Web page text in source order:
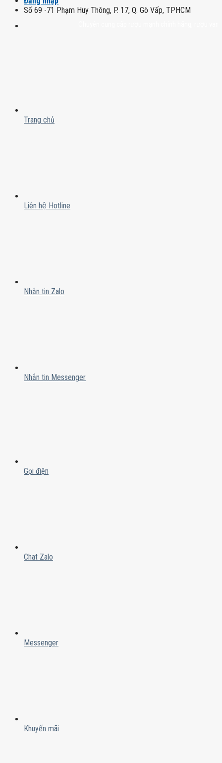
Số 69 -71 Phạm Huy Thông, P. 17, Q. Gò Vấp, TPHCM
Trang chủ
Liên hệ Hotline
Nhắn tin Zalo
Nhắn tin Messenger
Gọi điện
Chat Zalo
Messenger
Khuyến mãi